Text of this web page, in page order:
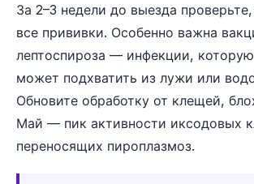
За 2–3 недели до выезда
все прививки. Особенно важна
лептоспироза — инфекции,
может подхватить из лужи или
Обновите обработку от клещей,
Май — пик активности иксодовых
переносящих пироплазмоз.